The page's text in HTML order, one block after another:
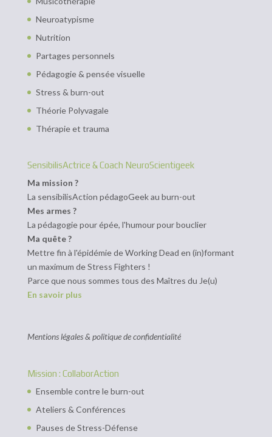
Neuroatypisme
Nutrition
Partages personnels
Pédagogie & pensée visuelle
Stress & burn-out
Théorie Polyvagale
Thérapie et trauma
SensibilisActrice & Coach NeuroScientigeek
Ma mission ?
La sensibilisAction pédagoGeek au burn-out
Mes armes ?
La pédagogie pour épée, l'humour pour bouclier
Ma quête ?
Mettre fin à l'épidémie de Working Dead en (in)formant
un maximum de Stress Fighters !
Parce que nous sommes tous des Maîtres du Je(u)
En savoir plus
Mentions légales & politique de confidentialité
Mission : CollaborAction
Ensemble contre le burn-out
Ateliers & Conférences
Pauses de Stress-Défense